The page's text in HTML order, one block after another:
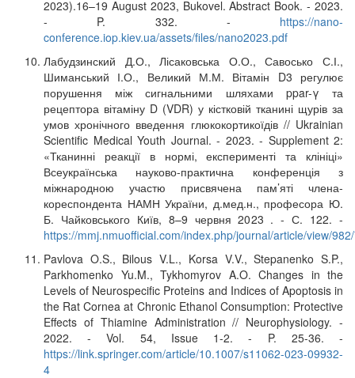
2023).16–19 August 2023, Bukovel. Abstract Book. - 2023.
- P. 332. - https://nano-
conference.iop.kiev.ua/assets/files/nano2023.pdf
Лабудзинский Д.О., Лісаковська О.О., Савосько С.І.,
Шиманський І.О., Великий М.М. Вітамін D3 регулює
порушення між сигнальними шляхами ppar-γ та
рецептора вітаміну D (VDR) у кістковій тканині щурів за
умов хронічного введення глюкокортикоїдів // Ukrainian
Scientific Medical Youth Journal. - 2023. - Supplement 2:
«Тканинні реакції в нормі, експерименті та клініці»
Всеукраїнська науково-практична конференція з
міжнародною участю присвячена пам’яті члена-
кореспондента НАМН України, д.мед.н., професора Ю.
Б. Чайковського Київ, 8–9 червня 2023 . - С. 122. -
https://mmj.nmuofficial.com/index.php/journal/article/view/
Pavlova O.S., Bilous V.L., Korsa V.V., Stepanenko S.P.,
Parkhomenko Yu.M., Tykhomyrov A.O. Changes in the
Levels of Neurospecific Proteins and Indices of Apoptosis in
the Rat Cornea at Chronic Ethanol Consumption: Protective
Effects of Thiamine Administration // Neurophysiology. -
2022. - Vol. 54, Issue 1-2. - P. 25-36. -
https://link.springer.com/article/10.1007/s11062-023-09932-
4